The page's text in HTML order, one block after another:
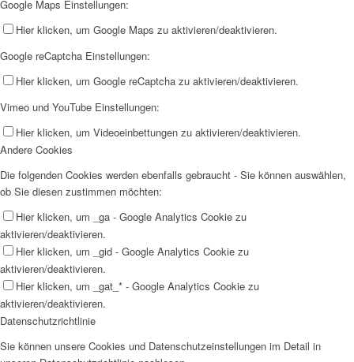
Google Maps Einstellungen:
Hier klicken, um Google Maps zu aktivieren/deaktivieren.
Google reCaptcha Einstellungen:
Hier klicken, um Google reCaptcha zu aktivieren/deaktivieren.
Vimeo und YouTube Einstellungen:
Hier klicken, um Videoeinbettungen zu aktivieren/deaktivieren.
Andere Cookies
Die folgenden Cookies werden ebenfalls gebraucht - Sie können auswählen,
ob Sie diesen zustimmen möchten:
Hier klicken, um _ga - Google Analytics Cookie zu
aktivieren/deaktivieren.
Hier klicken, um _gid - Google Analytics Cookie zu
aktivieren/deaktivieren.
Hier klicken, um _gat_* - Google Analytics Cookie zu
aktivieren/deaktivieren.
Datenschutzrichtlinie
Sie können unsere Cookies und Datenschutzeinstellungen im Detail in